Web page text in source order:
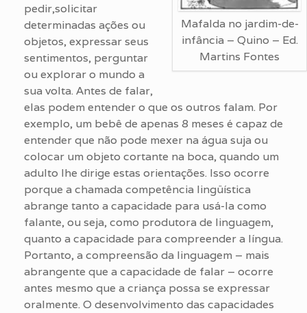
Mafalda no jardim-de-
infância – Quino – Ed.
Martins Fontes
pedir,solicitar
determinadas ações ou
objetos, expressar seus
sentimentos, perguntar
ou explorar o mundo a
sua volta. Antes de falar,
elas podem entender o que os outros falam. Por
exemplo, um bebê de apenas 8 meses é capaz de
entender que não pode mexer na água suja ou
colocar um objeto cortante na boca, quando um
adulto lhe dirige estas orientações. Isso ocorre
porque a chamada competência lingüística
abrange tanto a capacidade para usá-la como
falante, ou seja, como produtora de linguagem,
quanto a capacidade para compreender a língua.
Portanto, a compreensão da linguagem – mais
abrangente que a capacidade de falar – ocorre
antes mesmo que a criança possa se expressar
oralmente. O desenvolvimento das capacidades